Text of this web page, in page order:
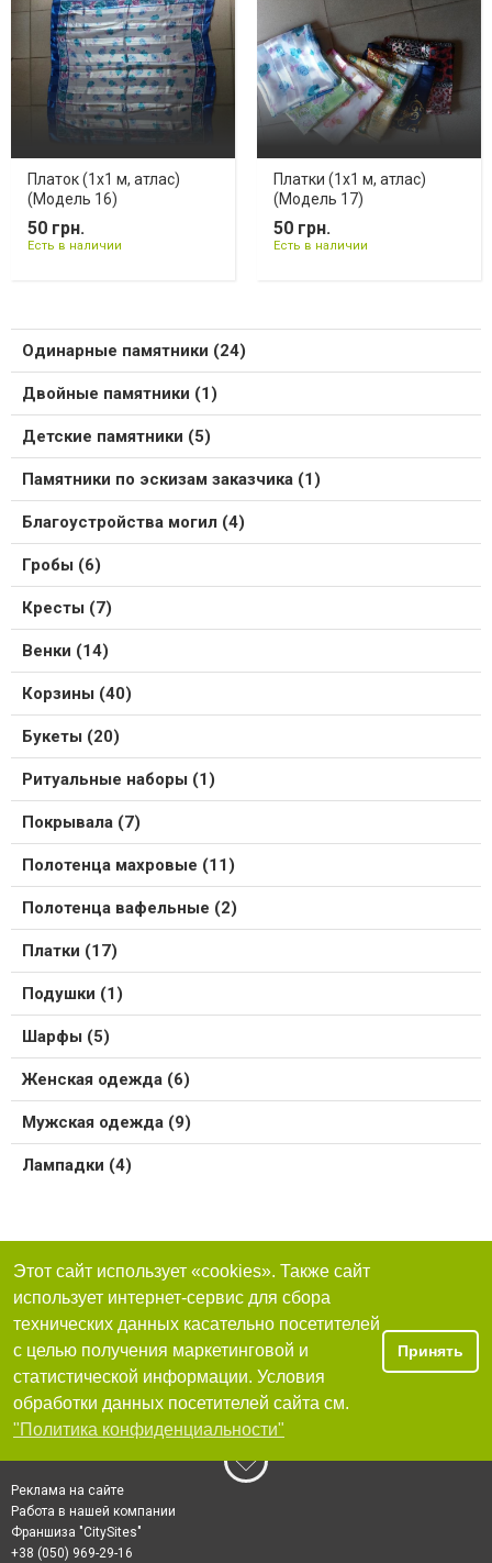
Платок (1х1 м, атлас)
(Модель 16)
50 грн.
Есть в наличии
Платки (1х1 м, атлас)
(Модель 17)
50 грн.
Есть в наличии
Одинарные памятники (24)
Двойные памятники (1)
Детские памятники (5)
Памятники по эскизам заказчика (1)
Благоустройства могил (4)
Гробы (6)
Кресты (7)
Венки (14)
Корзины (40)
Букеты (20)
Ритуальные наборы (1)
Покрывала (7)
Полотенца махровые (11)
Полотенца вафельные (2)
Платки (17)
Подушки (1)
Шарфы (5)
Женская одежда (6)
Мужская одежда (9)
Лампадки (4)
Этот сайт использует «cookies». Также сайт
использует интернет-сервис для сбора
технических данных касательно посетителей
с целью получения маркетинговой и
статистической информации. Условия
обработки данных посетителей сайта см.
"Политика конфиденциальности"
Принять
Реклама на сайте
Работа в нашей компании
Франшиза "CitySites"
+38 (050) 969-29-16